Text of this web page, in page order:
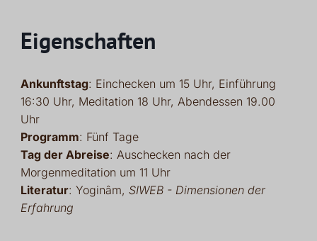
Eigenschaften
Ankunftstag: Einchecken um 15 Uhr, Einführung
16:30 Uhr, Meditation 18 Uhr, Abendessen 19.00
Uhr
Programm: Fünf Tage
Tag der Abreise: Auschecken nach der
Morgenmeditation um 11 Uhr
Literatur: Yoginâm, SIWEB - Dimensionen der
Erfahrung